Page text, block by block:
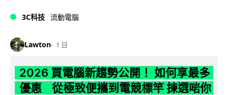
3C科技 流動電腦
Lawton 1 日
2026 買電腦新趨勢公開！ 如何享最多
優惠 從極致便攜到電競標竿 揀選啱你